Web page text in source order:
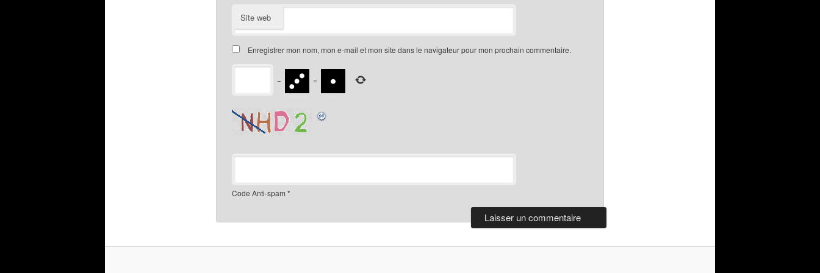
Site web
Enregistrer mon nom, mon e-mail et mon site dans le navigateur pour mon prochain commentaire.
− =
Code Anti-spam *